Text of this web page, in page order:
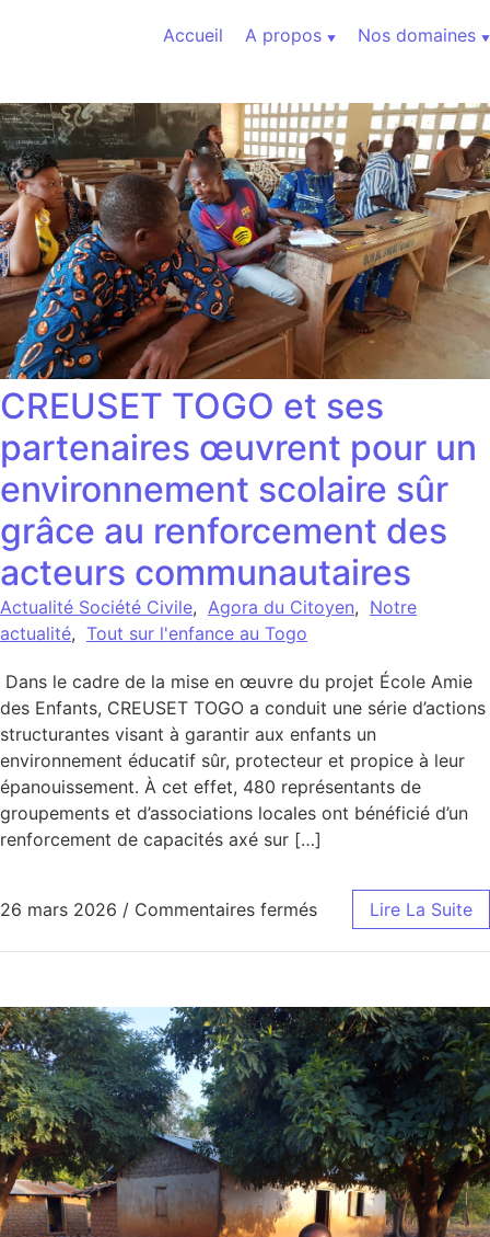
Accueil
A propos Nos domaines
CREUSET TOGO et ses
partenaires œuvrent pour un
environnement scolaire sûr
grâce au renforcement des
acteurs communautaires
Actualité Société Civile, Agora du Citoyen, Notre
actualité, Tout sur l'enfance au Togo
Dans le cadre de la mise en œuvre du projet École Amie
des Enfants, CREUSET TOGO a conduit une série d’actions
structurantes visant à garantir aux enfants un
environnement éducatif sûr, protecteur et propice à leur
épanouissement. À cet effet, 480 représentants de
groupements et d’associations locales ont bénéficié d’un
renforcement de capacités axé sur […]
26 mars 2026 / Commentaires ferméssur CREUSET
Lire La Suite